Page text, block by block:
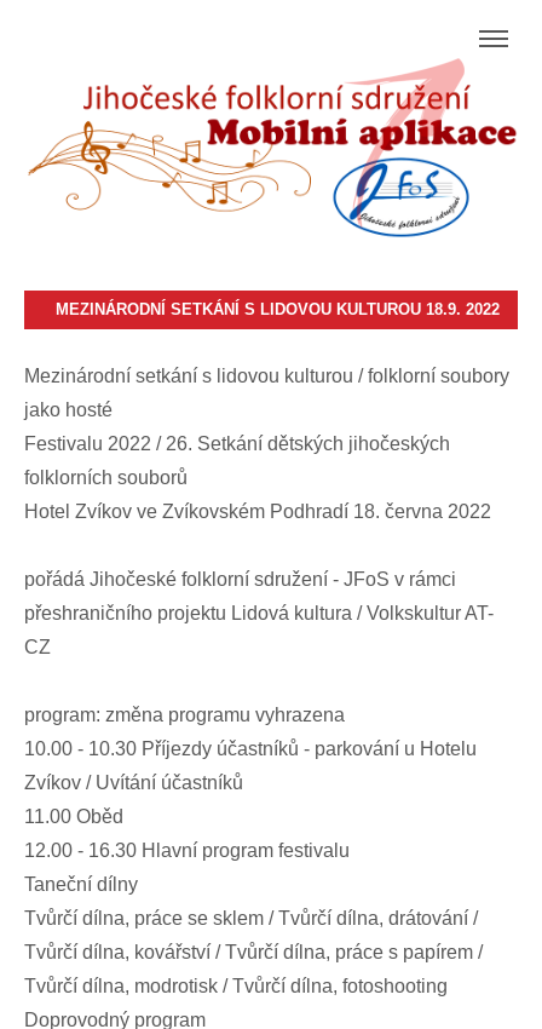
MEZINÁRODNÍ SETKÁNÍ S LIDOVOU KULTUROU 18.9. 2022
Mezinárodní setkání s lidovou kulturou / folklorní soubory
jako hosté
Festivalu 2022 / 26. Setkání dětských jihočeských
folklorních souborů
Hotel Zvíkov ve Zvíkovském Podhradí 18. června 2022
pořádá Jihočeské folklorní sdružení - JFoS v rámci
přeshraničního projektu Lidová kultura / Volkskultur AT-
CZ
program: změna programu vyhrazena
10.00 - 10.30 Příjezdy účastníků - parkování u Hotelu
Zvíkov / Uvítání účastníků
11.00 Oběd
12.00 - 16.30 Hlavní program festivalu
Taneční dílny
Tvůrčí dílna, práce se sklem / Tvůrčí dílna, drátování /
Tvůrčí dílna, kovářství / Tvůrčí dílna, práce s papírem /
Tvůrčí dílna, modrotisk / Tvůrčí dílna, fotoshooting
Doprovodný program